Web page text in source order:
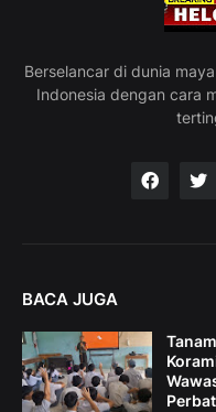
Berselancar di dunia
Indonesia dengan cara
BACA JUGA